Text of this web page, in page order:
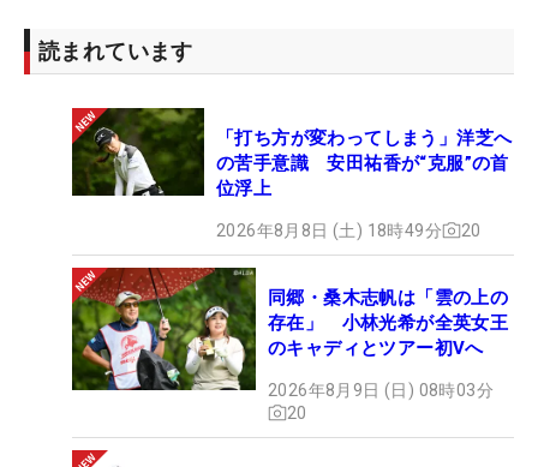
読まれています
「打ち方が変わってしまう」洋芝へ
の苦手意識 安田祐香が“克服”の首
位浮上
2026年8月8日 (土) 18時49分 20
同郷・桑木志帆は「雲の上の
存在」 小林光希が全英女王
のキャディとツアー初Vへ
2026年8月9日 (日) 08時03分
20